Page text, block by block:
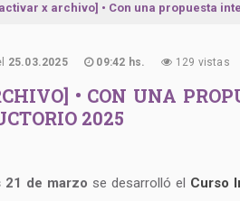
x archivo] • Con una propuesta
25.03.2025 09:42 hs. 129 vistas
• CON UNA
2025
21 de marzo se desarrolló el Curso